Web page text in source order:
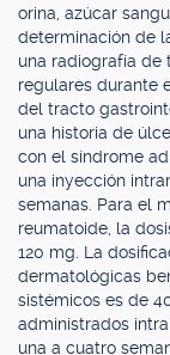
orina, azúcar
determinación de
una radiografía de
regulares durante
del tracto
una historia de
con el síndrome
una inyección
semanas. Para el
reumatoide, la
120 mg. La
dermatológicas
sistémicos es de
administrados
una a cuatro